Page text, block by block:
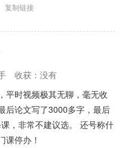
复制链接
收获：没有
平时视频极其无聊，毫无收
后论文写了3000多字，最后
，非常不建议选。 还号称什
课停办！